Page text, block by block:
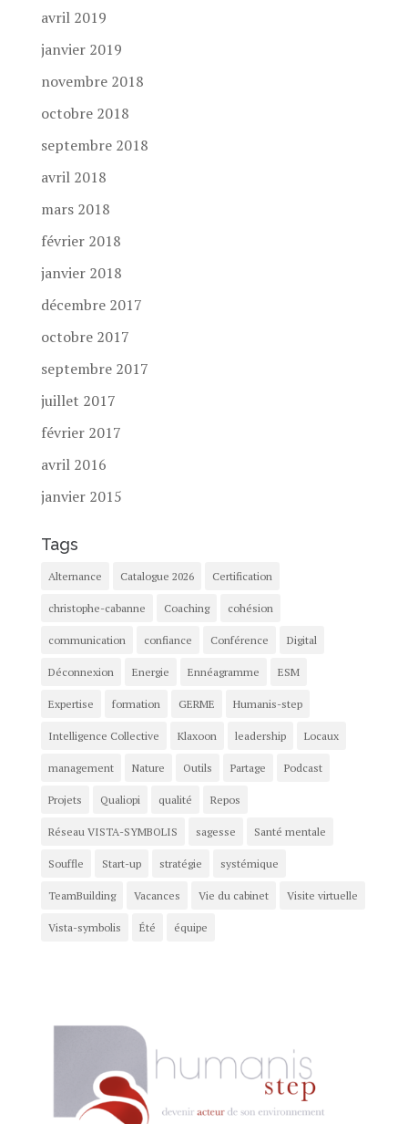
avril 2019
janvier 2019
novembre 2018
octobre 2018
septembre 2018
avril 2018
mars 2018
février 2018
janvier 2018
décembre 2017
octobre 2017
septembre 2017
juillet 2017
février 2017
avril 2016
janvier 2015
Tags
Alternance Catalogue 2026 Certification
christophe-cabanne Coaching cohésion
communication confiance Conférence Digital
Déconnexion Energie Ennéagramme ESM
Expertise formation GERME Humanis-step
Intelligence Collective Klaxoon leadership Locaux
management Nature Outils Partage Podcast
Projets Qualiopi qualité Repos
Réseau VISTA-SYMBOLIS sagesse Santé mentale
Souffle Start-up stratégie systémique
TeamBuilding Vacances Vie du cabinet Visite virtuelle
Vista-symbolis Été équipe